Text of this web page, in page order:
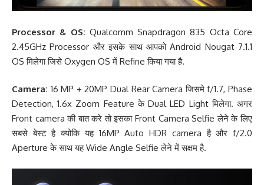
Processor & OS: Qualcomm Snapdragon 835 Octa Core
2.45GHz Processor और इसके साथ आपको Android Nougat 7.1.1
OS मिलेगा जिसे Oxygen OS में Refine किया गया है.
Camera: 16 MP + 20MP Dual Rear Camera जिसमे f/1.7, Phase
Detection, 1.6x Zoom Feature के Dual LED Light मिलेगा. अगर
Front camera की बात करे तो इसका Front Camera Selfie लेने के लिए
सबसे बेस्ट है क्योकि यह 16MP Auto HDR camera है और f/2.0
Aperture के साथ यह Wide Angle Selfie लेने में सक्षम है.